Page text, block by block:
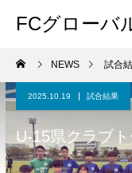
FCグローバ
NEWS 試合
2025.10.19 試合結果
U-15県クラブ